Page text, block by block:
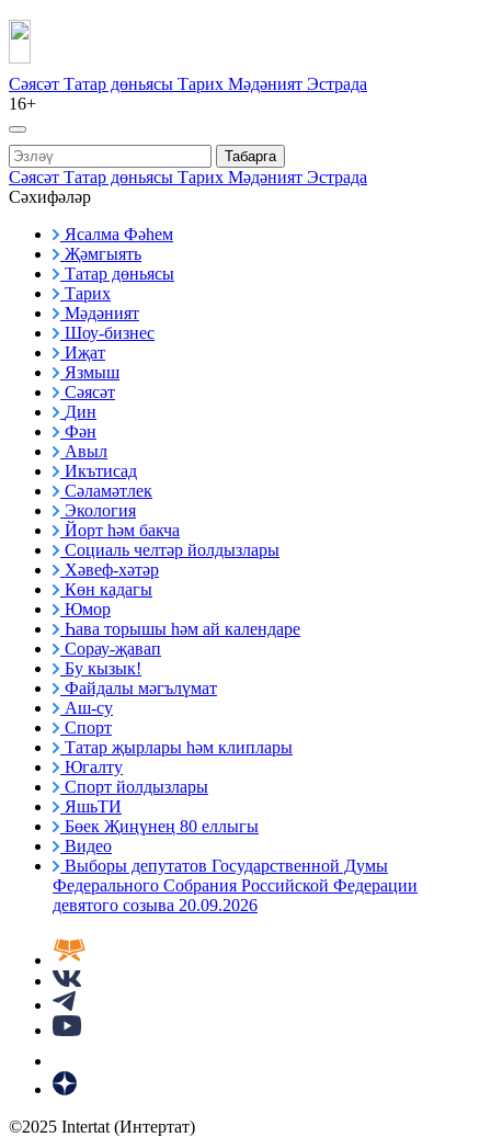
Сәясәт Татар дөньясы Тарих Мәдәният Эстрада
16+
Табарга
Сәясәт Татар дөньясы Тарих Мәдәният Эстрада
Сәхифәләр
Ясалма Фәһем
Җәмгыять
Татар дөньясы
Тарих
Мәдәният
Шоу-бизнес
Иҗат
Язмыш
Сәясәт
Дин
Фән
Авыл
Икътисад
Сәламәтлек
Экология
Йорт һәм бакча
Социаль челтәр йолдызлары
Хәвеф-хәтәр
Көн кадагы
Юмор
Һава торышы һәм ай календаре
Сорау-җавап
Бу кызык!
Файдалы мәгълүмат
Аш-су
Спорт
Татар җырлары һәм клиплары
Югалту
Спорт йолдызлары
ЯшьТИ
Бөек Җиңүнең 80 еллыгы
Видео
Выборы депутатов Государственной Думы
Федерального Собрания Российской Федерации
девятого созыва 20.09.2026
©2025 Intertat (Интертат)